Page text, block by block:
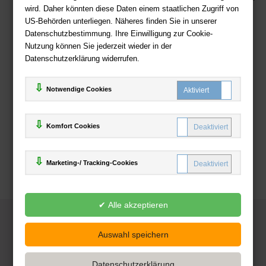
wird. Daher könnten diese Daten einem staatlichen Zugriff von
US-Behörden unterliegen. Näheres finden Sie in unserer
Datenschutzbestimmung. Ihre Einwilligung zur Cookie-
Nutzung können Sie jederzeit wieder in der
Datenschutzerklärung widerrufen.
Notwendige Cookies
Komfort Cookies
Marketing-/ Tracking-Cookies
Zahlweisen
Deutsche-Buchhandlung.de
www.deutsche-buchhandlung.de ist ein Angebot der
Handelsgesellschaft mbH
Powered by Inooga